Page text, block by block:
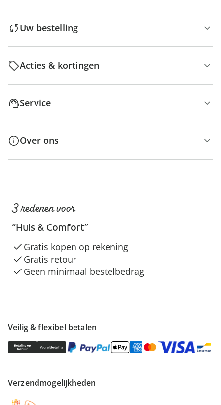
Uw bestelling
Acties & kortingen
Service
Over ons
Veilig & flexibel betalen
Verzendmogelijkheden
3 redenen voor
“Huis & Comfort”
Gratis kopen op rekening
Gratis retour
Geen minimaal bestelbedrag